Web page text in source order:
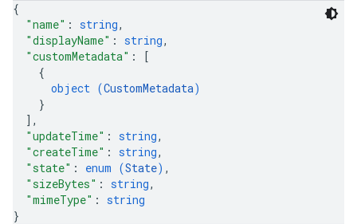
{
"name" : string,
"displayName" : string,
"customMetadata" :
[
{
object (CustomMetadata)
}
] ,
"updateTime" : string,
"createTime" : string,
"state" : enum (State) ,
"sizeBytes" : string,
"mimeType" : string
}